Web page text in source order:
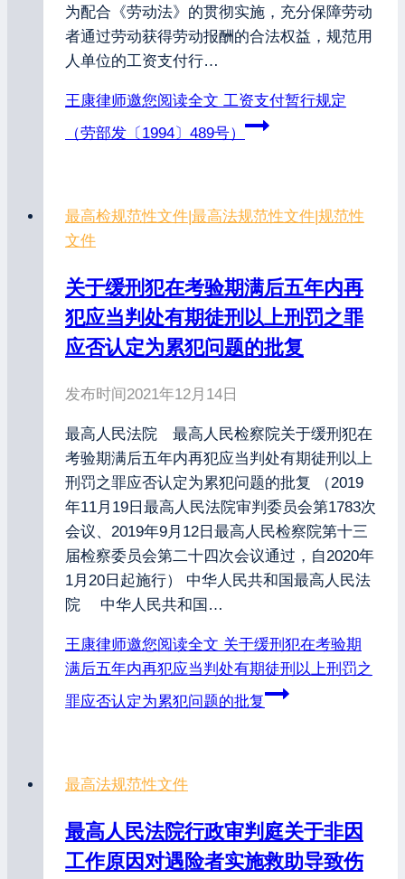
为配合《劳动法》的贯彻实施，充分保障劳动
者通过劳动获得劳动报酬的合法权益，规范用
人单位的工资支付行…
王康律师邀您阅读全文 工资支付暂行规定
（劳部发〔1994〕489号）
最高检规范性文件|最高法规范性文件|规范性
文件
关于缓刑犯在考验期满后五年内再
犯应当判处有期徒刑以上刑罚之罪
应否认定为累犯问题的批复
发布时间2021年12月14日
最高人民法院 最高人民检察院关于缓刑犯在
考验期满后五年内再犯应当判处有期徒刑以上
刑罚之罪应否认定为累犯问题的批复 （2019
年11月19日最高人民法院审判委员会第1783次
会议、2019年9月12日最高人民检察院第十三
届检察委员会第二十四次会议通过，自2020年
1月20日起施行） 中华人民共和国最高人民法
院 中华人民共和国…
王康律师邀您阅读全文 关于缓刑犯在考验期
满后五年内再犯应当判处有期徒刑以上刑罚之
罪应否认定为累犯问题的批复
最高法规范性文件
最高人民法院行政审判庭关于非因
工作原因对遇险者实施救助导致伤